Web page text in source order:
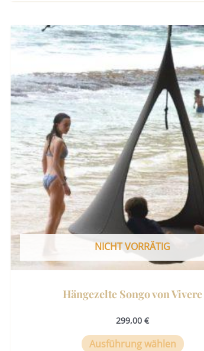
NICHT VORRÄTIG
Hängezelte Songo von Vivere
299,00 €
Ausführung wählen
auf.
Die
auf
der